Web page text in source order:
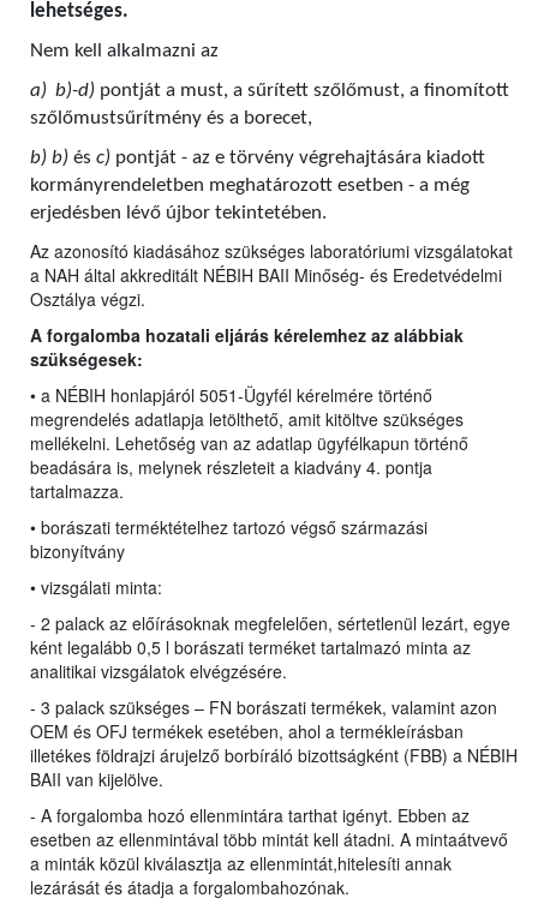
lehetséges.
Nem kell alkalmazni az
a) b)-d) pontját a must, a sűrített szőlőmust, a finomított
szőlőmustsűrítmény és a borecet,
b) b) és c) pontját - az e törvény végrehajtására kiadott
kormányrendeletben meghatározott esetben - a még
erjedésben lévő újbor tekintetében.
Az azonosító kiadásához szükséges laboratóriumi vizsgálatokat
a NAH által akkreditált NÉBIH BAII Minőség- és Eredetvédelmi
Osztálya végzi.
A forgalomba hozatali eljárás kérelemhez az alábbiak
szükségesek:
• a NÉBIH honlapjáról 5051-Ügyfél kérelmére történő
megrendelés adatlapja letölthető, amit kitöltve szükséges
mellékelni. Lehetőség van az adatlap ügyfélkapun történő
beadására is, melynek részleteit a kiadvány 4. pontja
tartalmazza.
• borászati terméktételhez tartozó végső származási
bizonyítvány
• vizsgálati minta:
- 2 palack az előírásoknak megfelelően, sértetlenül lezárt, egye
ként legalább 0,5 l borászati terméket tartalmazó minta az
analitikai vizsgálatok elvégzésére.
- 3 palack szükséges – FN borászati termékek, valamint azon
OEM és OFJ termékek esetében, ahol a termékleírásban
illetékes földrajzi árujelző borbíráló bizottságként (FBB) a NÉBIH
BAII van kijelölve.
- A forgalomba hozó ellenmintára tarthat igényt. Ebben az
esetben az ellenmintával több mintát kell átadni. A mintaátvevő
a minták közül kiválasztja az ellenmintát,hitelesíti annak
lezárását és átadja a forgalombahozónak.